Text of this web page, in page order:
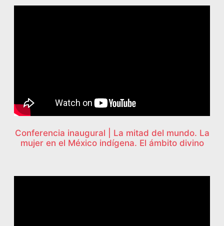
Conferencia inaugural | La mitad del mundo. La
mujer en el México indígena. El ámbito divino